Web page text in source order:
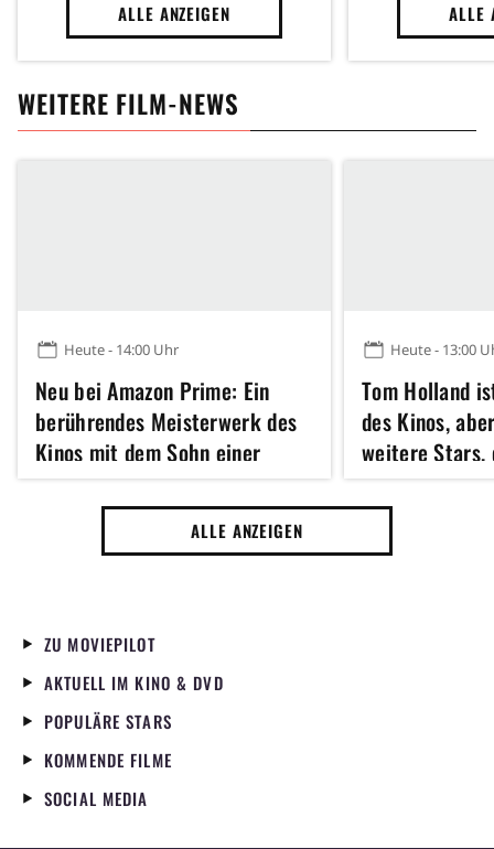
ALLE ANZEIGEN ALLE
WEITERE FILM-NEWS
Heute - 14:00 Uhr
Neu bei Amazon Prime: Ein
berührendes Meisterwerk des
Kinos mit dem Sohn einer
verstorbenen
Schauspiellegende
Heute - 13:00
Tom Holland
des Kinos,
weitere
Man UND Die
mitspielen
ALLE ANZEIGEN
ZU MOVIEPILOT
AKTUELL IM KINO & DVD
POPULÄRE STARS
KOMMENDE FILME
SOCIAL MEDIA